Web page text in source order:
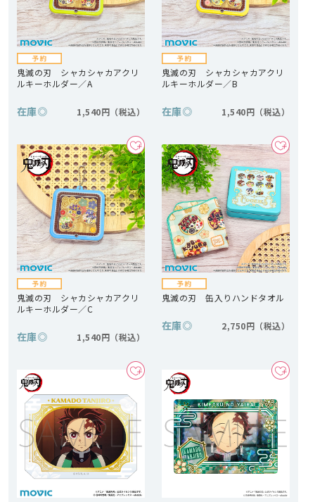
鬼滅の刃 シャカシャカアクリ
ルキーホルダー／A
在庫◎ 1,540円
鬼滅の刃 シャカシャカアクリ
ルキーホルダー／B
在庫◎ 1,540円
鬼滅の刃 シャカシャカアクリ
ルキーホルダー／C
在庫◎ 1,540円
鬼滅の刃 缶入りハンドタオル
在庫◎ 2,750円